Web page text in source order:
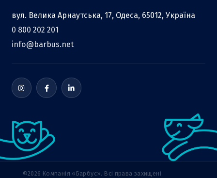
вул. Велика Арнаутська, 17, Одеса, 65012, Україна
0 800 202 201
info@barbus.net
©2026 Компанія «Барбус». Всі права захищені